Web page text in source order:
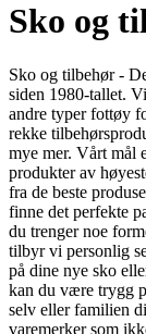
Sko og
Sko og tilbehør -
siden 1980-tallet.
andre typer fottøy
rekke
mye mer. Vårt mål
produkter av
fra de beste
finne det perfekte
du trenger noe
tilbyr vi personlig
på dine nye sko
kan du være trygg
selv eller familien
varemerker som